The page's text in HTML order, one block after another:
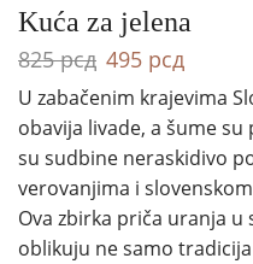
Kuća za jelena
825рсд Оригинална
цена
је
била:
825 рсд.
495 рсд
цена
је:
495
U zabačenim krajevima
obavija livade, a šume
su sudbine neraskidivo
verovanjima i
Ova zbirka priča uranja u
oblikuju ne samo